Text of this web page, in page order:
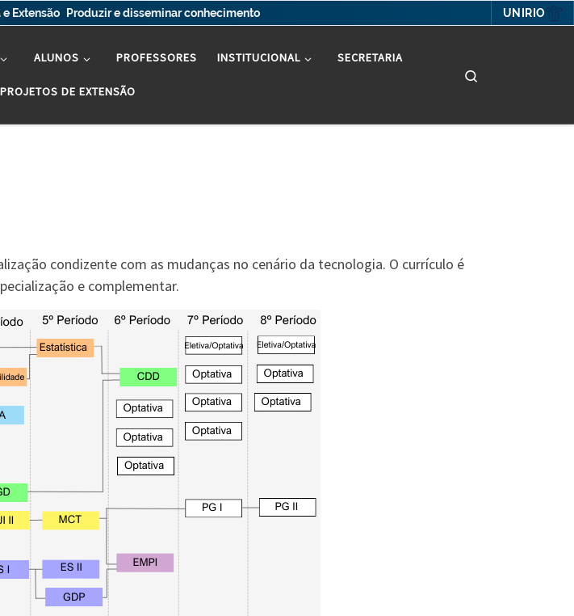
e Extensão Produzir e disseminar conhecimento UNIRIO
ALUNOS PROFESSORES INSTITUCIONAL SECRETARIA
PROJETOS DE EXTENSÃO
condizente com as mudanças no cenário da tecnologia. O currículo é
e complementar.